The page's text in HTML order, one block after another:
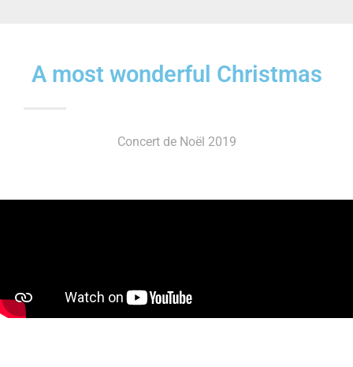
A most wonderful Christmas
Concert de Noël 2019